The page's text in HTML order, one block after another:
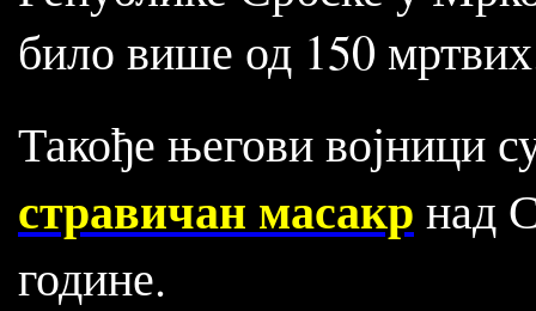
било више од 150
Такође његови војници
стравичан масакр над
године.